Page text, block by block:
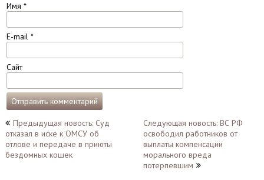
Имя *
E-mail *
Сайт
Навигация
по
записям
Предыдущая новость: Суд
отказал в иске к ОМСУ об
отлове и передаче в приюты
бездомных кошек
Следующая новость: ВС РФ
освободил работников от
выплаты компенсации
морального вреда
потерпевшим